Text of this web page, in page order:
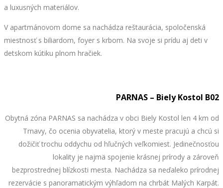
a luxusných materiálov.
V apartmánovom dome sa nachádza reštaurácia, spoločenská
miestnosť s biliardom, foyer s krbom. Na svoje si prídu aj deti v
detskom kútiku plnom hračiek.
PARNAS – Biely Kostol B02
Obytná zóna PARNAS sa nachádza v obci Biely Kostol len 4 km od
Trnavy, čo ocenia obyvatelia, ktorý v meste pracujú a chcú si
dožičiť trochu oddychu od hľučných veľkomiest. Jedinečnosťou
lokality je najmä spojenie krásnej prírody a zároveň
bezprostrednej blízkosti mesta. Nachádza sa neďaleko prírodnej
rezervácie s panoramatickým výhľadom na chrbát Malých Karpát.